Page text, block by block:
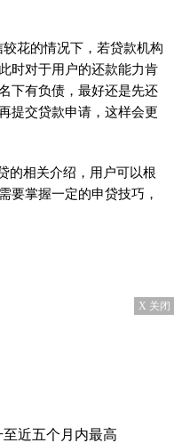
花的情况下，若贷款机构
时对于用户的还款能力肯
下有负债，最好还是先还
提交贷款申请，这样会更
的相关介绍，用户可以根
要掌握一定的申贷技巧，
X 关闭
近五个月内最高